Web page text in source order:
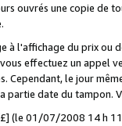
ouvrés une copie de
à l'affichage du prix
effectuez un appel
Cependant, le jour
date du tampon.
£] (le 01/07/2008 14 h